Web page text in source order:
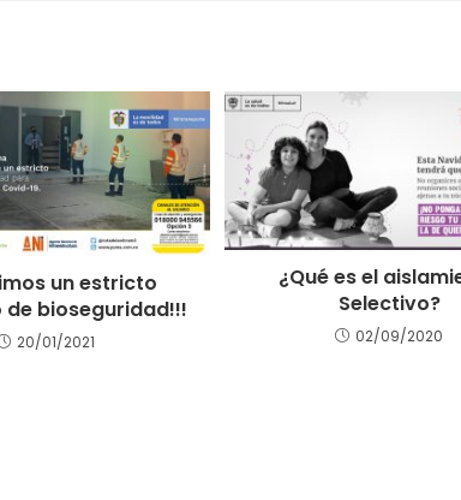
un estricto
bioseguridad!!!
20/01/2021
¿Qué es el
Selectivo?
02/09/2020